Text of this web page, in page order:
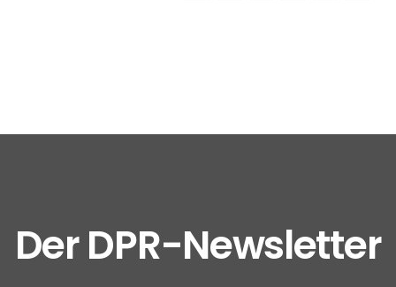
Der DPR-Newsletter